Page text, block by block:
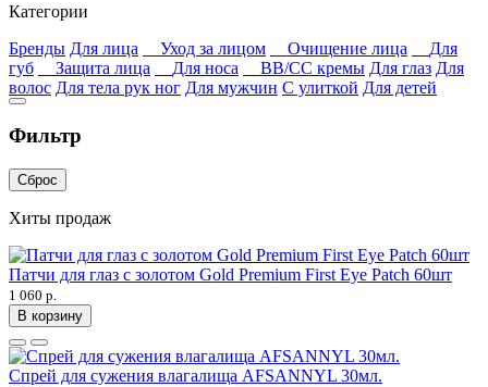
Категории
Бренды Для лица Уход за лицом Очищение лица
Для
губ
Защита лица Для носа ВВ/СС кремы Для глаз Для
волос Для тела рук ног Для мужчин С улиткой Для детей
Фильтр
Сброс
Хиты продаж
Патчи для глаз с золотом Gold Premium First Eye Patch 60шт
1 060 р.
В корзину
Спрей для сужения влагалища AFSANNYL 30мл.